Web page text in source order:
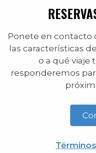
Ponete en contacto
las características
o a qué viaje
responderemos